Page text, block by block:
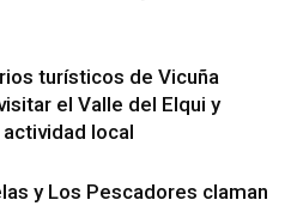
turísticos de Vicuña
el Valle del Elqui y
actividad local
y Los Pescadores claman